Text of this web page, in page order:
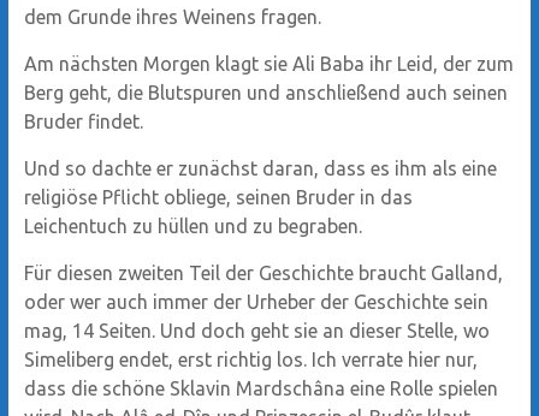
dem Grunde ihres Weinens fragen.
Am nächsten Morgen klagt sie Ali Baba ihr Leid, der zum
Berg geht, die Blutspuren und anschließend auch seinen
Bruder findet.
Und so dachte er zunächst daran, dass es ihm als eine
religiöse Pflicht obliege, seinen Bruder in das
Leichentuch zu hüllen und zu begraben.
Für diesen zweiten Teil der Geschichte braucht Galland,
oder wer auch immer der Urheber der Geschichte sein
mag, 14 Seiten. Und doch geht sie an dieser Stelle, wo
Simeliberg endet, erst richtig los. Ich verrate hier nur,
dass die schöne Sklavin Mardschâna eine Rolle spielen